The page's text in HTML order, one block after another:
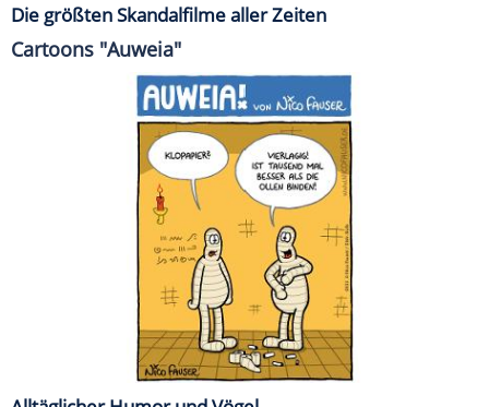
Die größten Skandalfilme aller Zeiten
Cartoons "Auweia"